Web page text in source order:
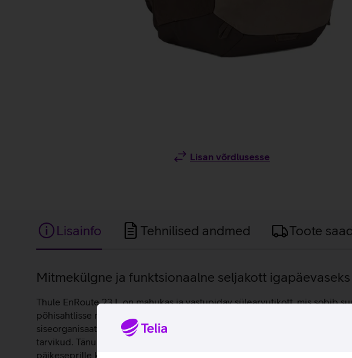
Lisan võrdlusesse
Lisainfo Tehnilised andmed Toote
Lisainfo
Mitmekülgne ja funktsionaalne seljakott
Thule EnRoute 23 L on mahukas ja vastupidav sülearvutikott, mis sobib
põhisahtlisse mahub kuni 16-tolline sülearvuti, tahvelarvuti ja
siseorganisaatoriga aitab väiksemad esemed korrastatult hoida, samal
tarvikud. Tänu sellele on seljakott eriti praktiline nii treeningule minnes
päikeseprille kriimustuste eest ning muudab need kiiresti leitavaks.